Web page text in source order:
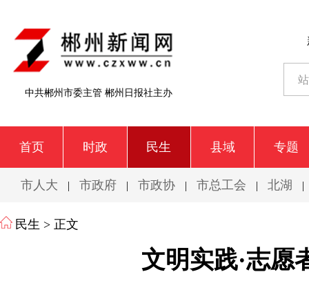
中共郴州市委主管 郴州日报社主办
首页 时政 民生 县域 专题
市人大 | 市政府 | 市政协 | 市总工会 | 北湖 |
民生 > 正文
文明实践·志愿